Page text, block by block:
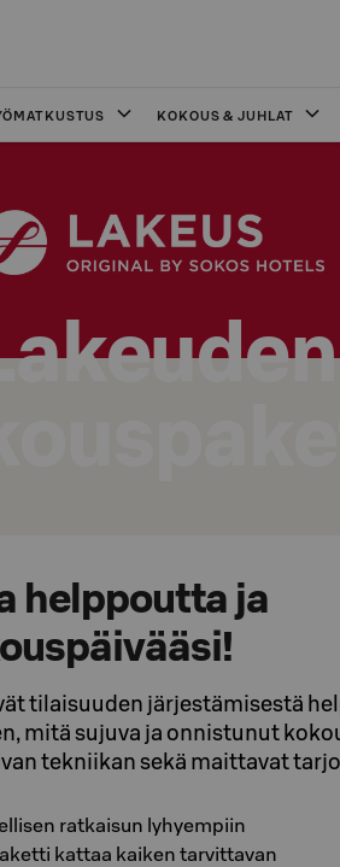
KOKOUS & JUHLAT
helppoutta ja
tilaisuuden järjestämisestä
mitä sujuva ja onnistunut
tekniikan sekä maittavat
ratkaisun lyhyempiin
kattaa kaiken tarvittavan